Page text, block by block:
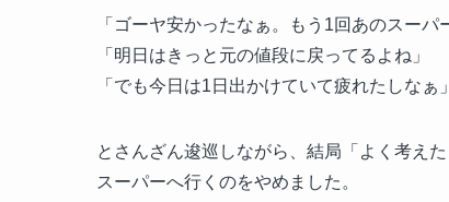
「ゴーヤ安かったなぁ。もう1回あのスーパ
「明日はきっと元の値段に戻ってるよね」
「でも今日は1日出かけていて疲れたしなぁ」
とさんざん逡巡しながら、結局「よく考え
スーパーへ行くのをやめました。